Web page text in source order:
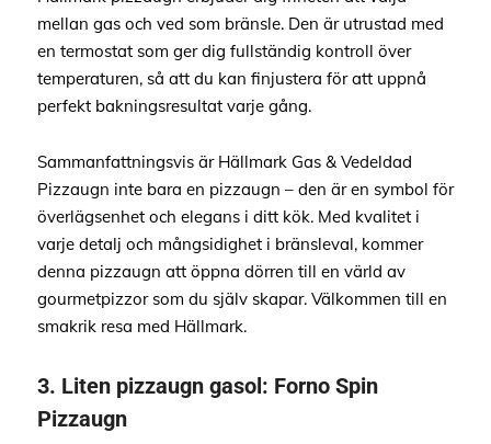
mellan gas och ved som bränsle. Den är utrustad med
en termostat som ger dig fullständig kontroll över
temperaturen, så att du kan finjustera för att uppnå
perfekt bakningsresultat varje gång.
Sammanfattningsvis är Hällmark Gas & Vedeldad
Pizzaugn inte bara en pizzaugn – den är en symbol för
överlägsenhet och elegans i ditt kök. Med kvalitet i
varje detalj och mångsidighet i bränsleval, kommer
denna pizzaugn att öppna dörren till en värld av
gourmetpizzor som du själv skapar. Välkommen till en
smakrik resa med Hällmark.
3. Liten pizzaugn gasol: Forno Spin
Pizzaugn